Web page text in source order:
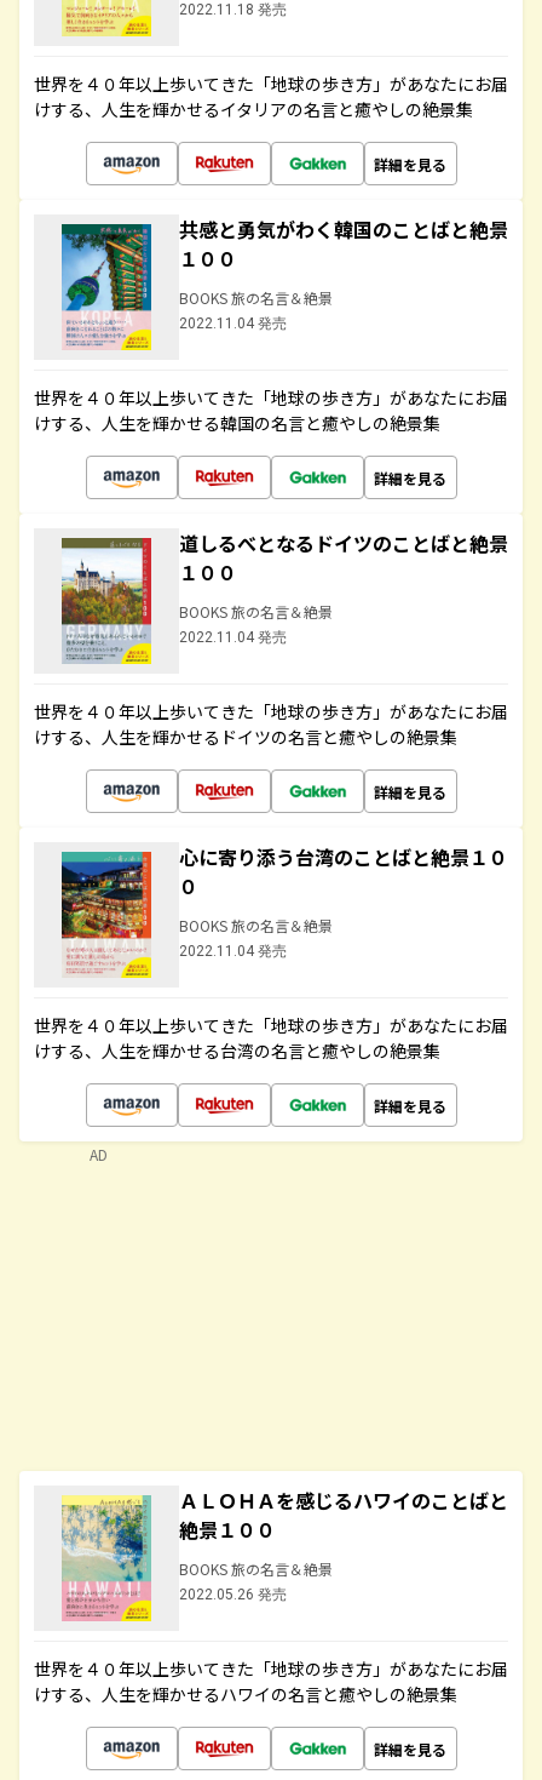
2022.11.18 発売
世界を４０年以上歩いてきた「地球の歩き方」があなたにお届
けする、人生を輝かせるイタリアの名言と癒やしの絶景集
詳細を見る
共感と勇気がわく韓国のことばと絶景
１００
BOOKS 旅の名言＆絶景
2022.11.04 発売
世界を４０年以上歩いてきた「地球の歩き方」があなたにお届
けする、人生を輝かせる韓国の名言と癒やしの絶景集
詳細を見る
道しるべとなるドイツのことばと絶景
１００
BOOKS 旅の名言＆絶景
2022.11.04 発売
世界を４０年以上歩いてきた「地球の歩き方」があなたにお届
けする、人生を輝かせるドイツの名言と癒やしの絶景集
詳細を見る
心に寄り添う台湾のことばと絶景１０
０
BOOKS 旅の名言＆絶景
2022.11.04 発売
世界を４０年以上歩いてきた「地球の歩き方」があなたにお届
けする、人生を輝かせる台湾の名言と癒やしの絶景集
詳細を見る
ＡＬＯＨＡを感じるハワイのことばと
絶景１００
BOOKS 旅の名言＆絶景
2022.05.26 発売
世界を４０年以上歩いてきた「地球の歩き方」があなたにお届
けする、人生を輝かせるハワイの名言と癒やしの絶景集
詳細を見る
AD